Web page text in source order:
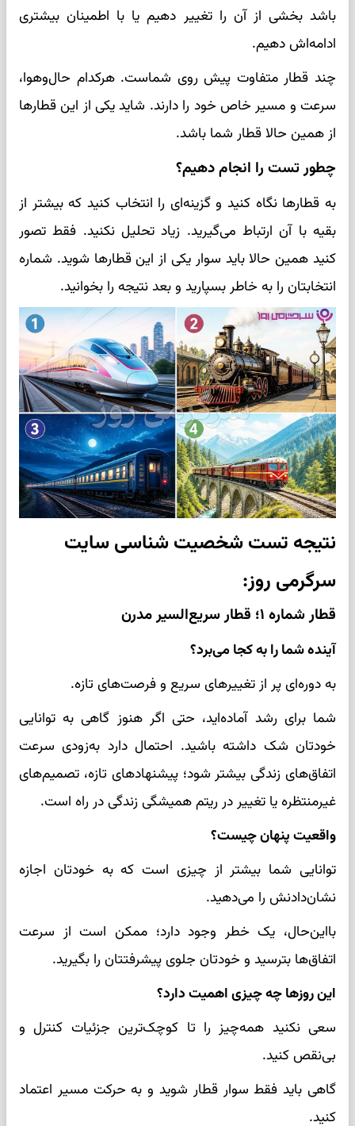
باشد بخشی از آن را تغییر دهیم یا با اطمینان بیشتری
ادامه‌اش دهیم.
چند قطار متفاوت پیش روی شماست. هرکدام حال‌وهوا،
سرعت و مسیر خاص خود را دارند. شاید یکی از این قطارها
از همین حالا قطار شما باشد.
چطور تست را انجام دهیم؟
به قطارها نگاه کنید و گزینه‌ای را انتخاب کنید که بیشتر از
بقیه با آن ارتباط می‌گیرید. زیاد تحلیل نکنید. فقط تصور
کنید همین حالا باید سوار یکی از این قطارها شوید. شماره
انتخابتان را به خاطر بسپارید و بعد نتیجه را بخوانید.
نتیجه تست شخصیت شناسی سایت
سرگرمی روز:
قطار شماره ۱؛ قطار سریع‌السیر مدرن
آینده شما را به کجا می‌برد؟
به دوره‌ای پر از تغییرهای سریع و فرصت‌های تازه.
شما برای رشد آماده‌اید، حتی اگر هنوز گاهی به توانایی
خودتان شک داشته باشید. احتمال دارد به‌زودی سرعت
اتفاق‌های زندگی بیشتر شود؛ پیشنهادهای تازه، تصمیم‌های
غیرمنتظره یا تغییر در ریتم همیشگی زندگی در راه است.
واقعیت پنهان چیست؟
توانایی شما بیشتر از چیزی است که به خودتان اجازه
نشان‌دادنش را می‌دهید.
بااین‌حال، یک خطر وجود دارد؛ ممکن است از سرعت
اتفاق‌ها بترسید و خودتان جلوی پیشرفتتان را بگیرید.
این روزها چه چیزی اهمیت دارد؟
سعی نکنید همه‌چیز را تا کوچک‌ترین جزئیات کنترل و
بی‌نقص کنید.
گاهی باید فقط سوار قطار شوید و به حرکت مسیر اعتماد
کنید.